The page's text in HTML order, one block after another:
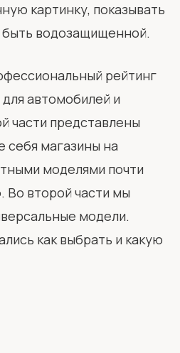
картинку, показывать
быть водозащищенной.
рейтинг
автомобилей и
части представлены
себя магазины на
моделями почти
Во второй части мы
модели.
как выбрать и какую